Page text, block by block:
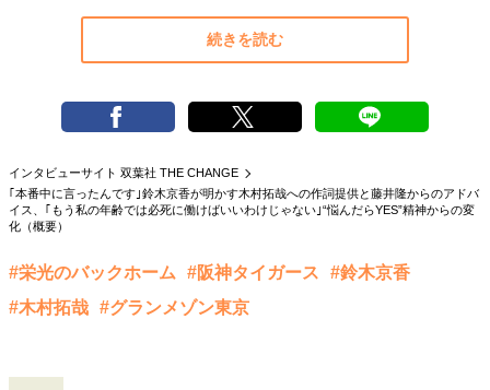
10代・20代の土台
ライフスタイル・生き方
パートナーとの歩み方
親になるということ
病が教えてくれたこと
移住という選択
熱狂できるもの
私を彩るエッセンス
60代のネクストステージ
社会・カルチャー・マネー
続きを読む
インタビューサイト 双葉社 THE CHANGE
｢本番中に言ったんです｣鈴木京香が明かす木村拓哉への作詞提供と藤井隆からのアドバ
イス、｢もう私の年齢では必死に働けばいいわけじゃない｣“悩んだらYES”精神からの変
化（概要）
#栄光のバックホーム #阪神タイガース
#鈴木京香
#木村拓哉 #グランメゾン東京